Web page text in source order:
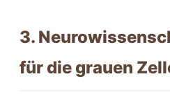
3.
für die grauen